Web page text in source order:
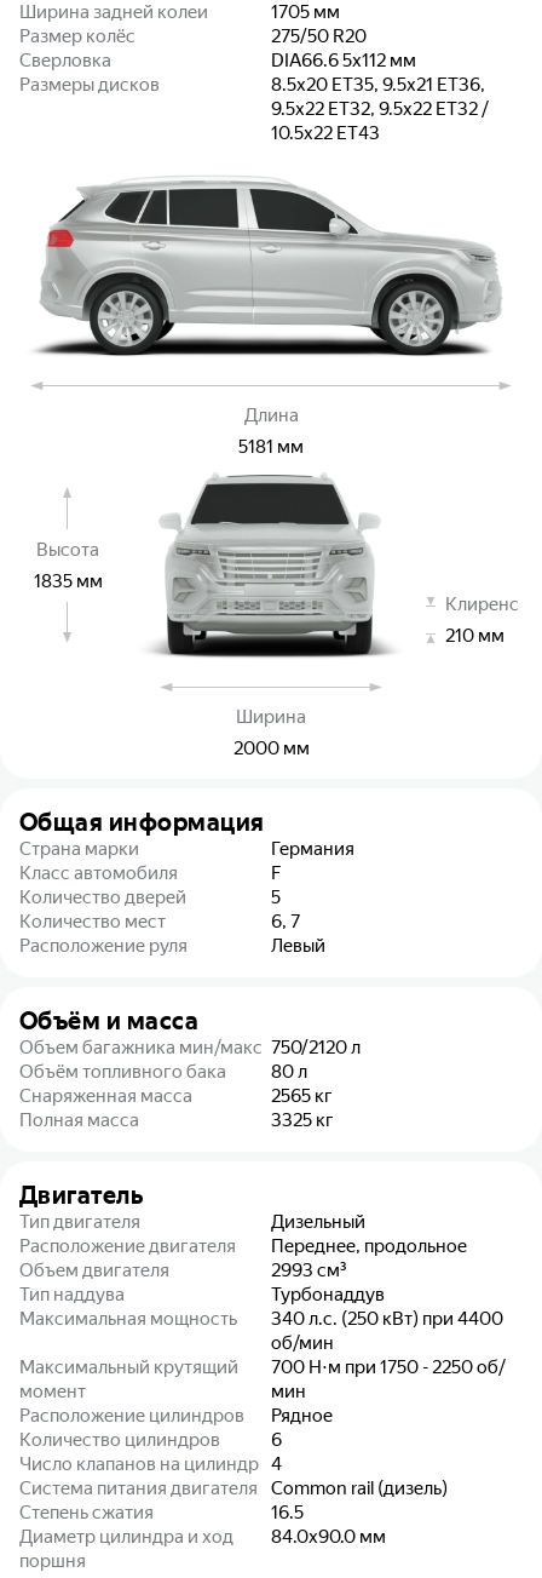
Ширина задней колеи
1705 мм
Размер колёс
275/50 R20
Сверловка
DIA66.6 5x112 мм
Размеры дисков
8.5x20 ET35, 9.5x21 ET36,
9.5x22 ET32, 9.5x22 ET32 /
10.5x22 ET43
Высота
1835 мм
Клиренс
210 мм
Длина
5181 мм
Ширина
2000 мм
Общая информация
Страна марки
Германия
Класс автомобиля
F
Количество дверей
5
Количество мест
6, 7
Расположение руля
Левый
Объём и масса
Объем багажника мин/макс 750/2120л
Объём топливного бака
80л
Снаряженная масса
2565 кг
Полная масса
3325 кг
Двигатель
Тип двигателя
Дизельный
Расположение двигателя
Переднее, продольное
Объем двигателя
2993 см³
Тип наддува
Турбонаддув
Максимальная мощность
340 л.с. (250 кВт) при 4400
об/мин
Максимальный крутящий
момент
700 Н⋅м при 1750 - 2250 об/
мин
Расположение цилиндров
Рядное
Количество цилиндров
6
Число клапанов на цилиндр 4
Система питания двигателя
Common rail (дизель)
Степень сжатия
16.5
Диаметр цилиндра и ход
поршня
84.0x90.0 мм